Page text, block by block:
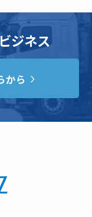
ジネス
から